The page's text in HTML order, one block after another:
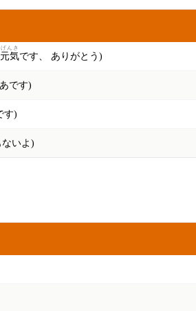
元気
げんき
です、 ありがとう)
です)
す)
ないよ)